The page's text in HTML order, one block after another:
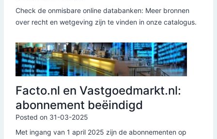
Check de onmisbare online databanken: Meer bronnen
over recht en wetgeving zijn te vinden in onze catalogus.
Facto.nl en Vastgoedmarkt.nl:
abonnement beëindigd
Posted on 31-03-2025
Met ingang van 1 april 2025 zijn de abonnementen op